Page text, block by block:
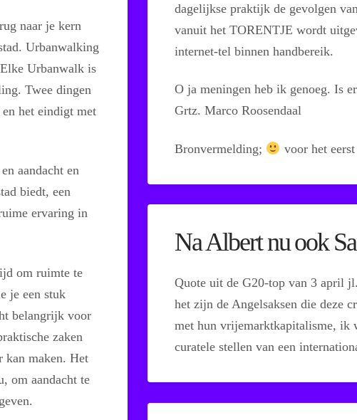
naar je kern
Urbanwalking
Urbanwalk is
Twee dingen
het eindigt met
aandacht en
biedt, een
ervaring in
om ruimte te
je een stuk
belangrijk voor
zaken
kan maken. Het
om aandacht te
dagelijkse praktijk de gevolgen
vanuit het TORENTJE wordt
internet-tel binnen handbereik.
O ja meningen heb ik genoeg. Is
Grtz. Marco Roosendaal
Bronvermelding; voor het
Na Albert nu ook
Quote uit de G20-top van 3 april
het zijn de Angelsaksen die deze
met hun vrijemarktkapitalisme, ik
curatele stellen van een